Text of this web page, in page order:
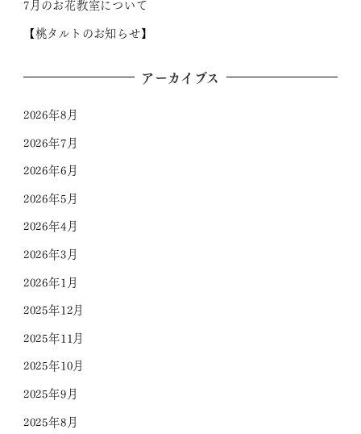
7月のお花教室について
【桃タルトのお知らせ】
アーカイブス
2026年8月
2026年7月
2026年6月
2026年5月
2026年4月
2026年3月
2026年1月
2025年12月
2025年11月
2025年10月
2025年9月
2025年8月